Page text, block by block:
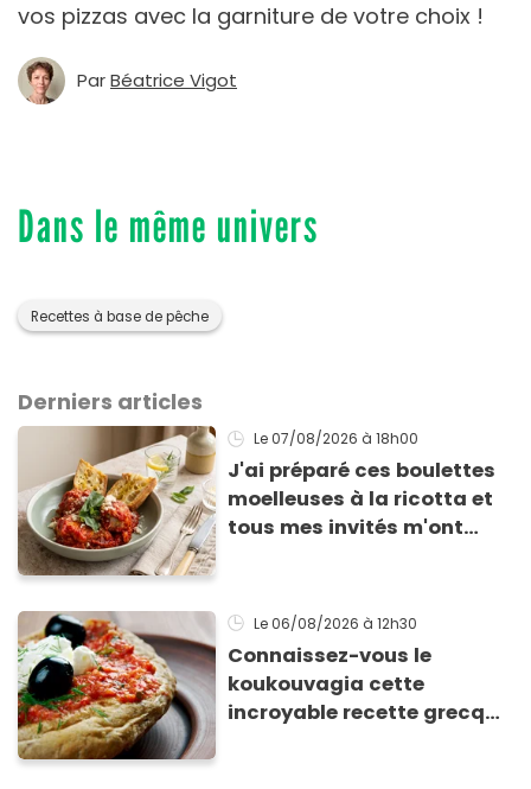
vos pizzas avec la garniture de votre choix !
ParBéatrice Vigot
Dans le même univers
Recettes à base de pêche
Derniers articles
Le 07/08/2026 à 18h00
J'ai préparé ces boulettes
moelleuses à la ricotta et
tous mes invités m'ont
Le 06/08/2026 à 12h30
Connaissez-vous le
koukouvagia cette
incroyable recette grecque